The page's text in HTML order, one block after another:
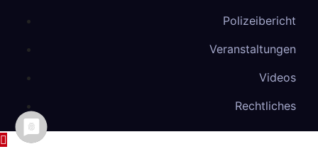
Polizeibericht
Veranstaltungen
Videos
Rechtliches